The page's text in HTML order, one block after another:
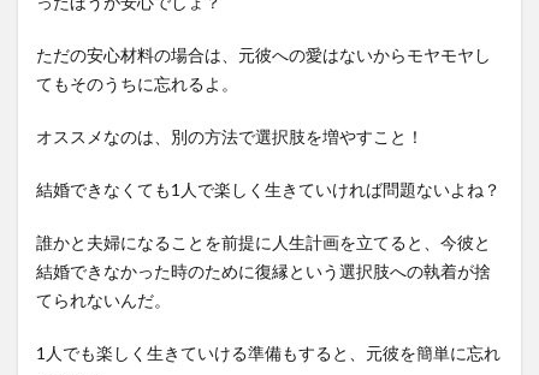
ただの安心材料の場合は、元彼への愛はないからモヤモヤし
てもそのうちに忘れるよ。
オススメなのは、別の方法で選択肢を増やすこと！
結婚できなくても1人で楽しく生きていければ問題ないよね？
誰かと夫婦になることを前提に人生計画を立てると、今彼と
結婚できなかった時のために復縁という選択肢への執着が捨
てられないんだ。
1人でも楽しく生きていける準備もすると、元彼を簡単に忘れ